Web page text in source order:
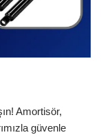
Amortisör,
güvenle